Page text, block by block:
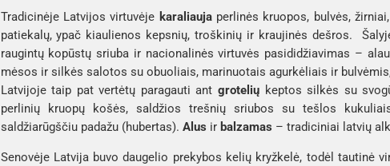
Tradicinėje Latvijos virtuvėje karaliaujaperlinės kruopos, bulvės,
patiekalų, ypač kiaulienos kepsnių, troškinių ir kraujinės dešros.
raugintų kopūstų sriuba ir nacionalinės virtuvės pasididžiavimas –
mėsos ir silkės salotos su obuoliais, marinuotais agurkėliais ir
Latvijoje taip pat vertėtų paragauti ant grotelių keptos silkės su
perlinių kruopų košės, saldžios trešnių sriubos su tešlos
saldžiarūgščiu padažu (hubertas). Alus ir balzamas – tradiciniai latvių
Senovėje Latvija buvo daugelio prekybos kelių kryžkelė, todėl tautinė